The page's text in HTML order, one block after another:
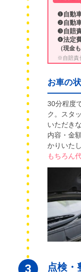
❶自動
❷自動
❸自賠
❹法定
（現金
※自賠責
お車の
30分程度
ク。スタ
いただき
内容・金
かりいたし
もちろん
3 点検・